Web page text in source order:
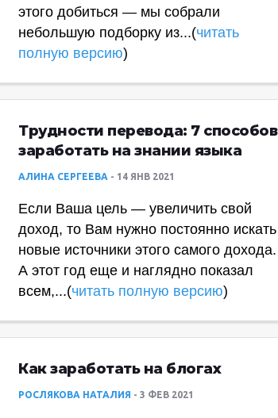
этого добиться — мы собрали
небольшую подборку из...(читать
полную версию)
Трудности перевода: 7 способов
заработать на знании языка
АЛИНА СЕРГЕЕВА 14 ЯНВ 2021
Если Ваша цель — увеличить свой
доход, то Вам нужно постоянно искать
новые источники этого самого дохода.
А этот год еще и наглядно показал
всем,...(читать полную версию)
Как заработать на блогах
РОСЛЯКОВА НАТАЛИЯ 3 ФЕВ 2021